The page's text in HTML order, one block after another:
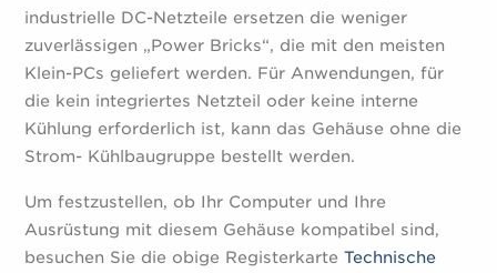
industrielle DC-Netzteile ersetzen die weniger
zuverlässigen „Power Bricks“, die mit den meisten
Klein-PCs geliefert werden. Für Anwendungen, für
die kein integriertes Netzteil oder keine interne
Kühlung erforderlich ist, kann das Gehäuse ohne die
Strom- Kühlbaugruppe bestellt werden.
Um festzustellen, ob Ihr Computer und Ihre
Ausrüstung mit diesem Gehäuse kompatibel sind,
besuchen Sie die obige RegisterkarteTechnische